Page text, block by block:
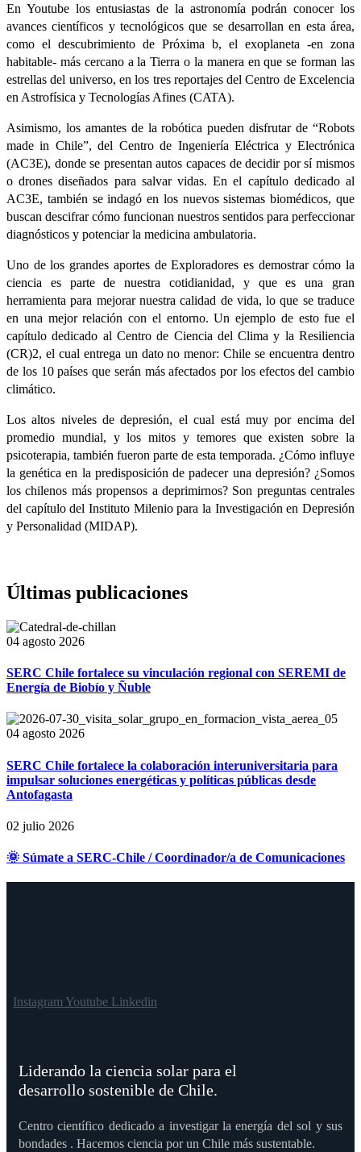
En Youtube los entusiastas de la astronomía podrán conocer los
avances científicos y tecnológicos que se desarrollan en esta área,
como el descubrimiento de Próxima b, el exoplaneta -en zona
habitable- más cercano a la Tierra o la manera en que se forman las
estrellas del universo, en los tres reportajes del Centro de Excelencia
en Astrofísica y Tecnologías Afines (CATA).
Asimismo, los amantes de la robótica pueden disfrutar de “Robots
made in Chile”, del Centro de Ingeniería Eléctrica y Electrónica
(AC3E), donde se presentan autos capaces de decidir por sí mismos
o drones diseñados para salvar vidas. En el capítulo dedicado al
AC3E, también se indagó en los nuevos sistemas biomédicos, que
buscan descifrar cómo funcionan nuestros sentidos para perfeccionar
diagnósticos y potenciar la medicina ambulatoria.
Uno de los grandes aportes de Exploradores es demostrar cómo la
ciencia es parte de nuestra cotidianidad, y que es una gran
herramienta para mejorar nuestra calidad de vida, lo que se traduce
en una mejor relación con el entorno. Un ejemplo de esto fue el
capítulo dedicado al Centro de Ciencia del Clima y la Resiliencia
(CR)2, el cual entrega un dato no menor: Chile se encuentra dentro
de los 10 países que serán más afectados por los efectos del cambio
climático.
Los altos niveles de depresión, el cual está muy por encima del
promedio mundial, y los mitos y temores que existen sobre la
psicoterapia, también fueron parte de esta temporada. ¿Cómo influye
la genética en la predisposición de padecer una depresión? ¿Somos
los chilenos más propensos a deprimirnos? Son preguntas centrales
del capítulo del Instituto Milenio para la Investigación en Depresión
y Personalidad (MIDAP).
Últimas publicaciones
04 agosto 2026
SERC Chile fortalece su vinculación regional con SEREMI de
Energía de Biobío y Ñuble
04 agosto 2026
SERC Chile fortalece la colaboración interuniversitaria para
impulsar soluciones energéticas y políticas públicas desde
Antofagasta
02 julio 2026
🌞 Súmate a SERC-Chile / Coordinador/a de Comunicaciones
InstagramYoutube Linkedin
Liderando la ciencia solar para el
desarrollo sostenible de Chile.
Centro científico dedicado a investigar la energía del sol y sus
bondades . Hacemos ciencia por un Chile más sustentable.